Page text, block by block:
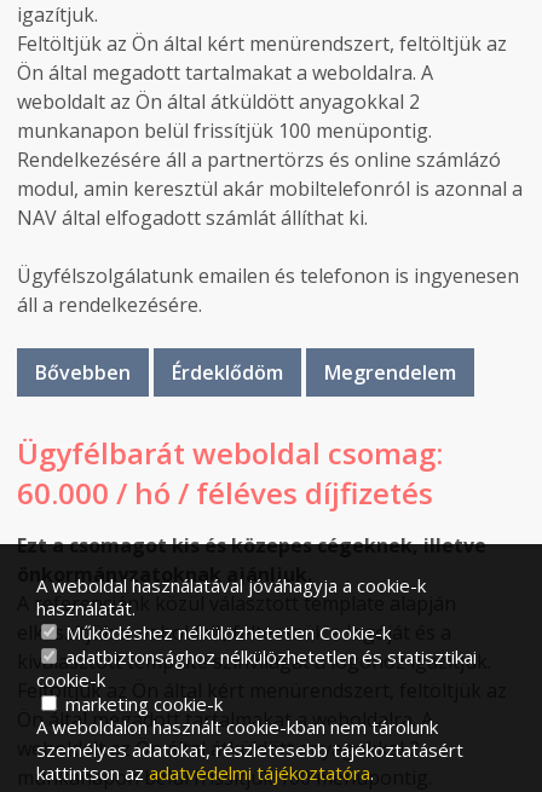
igazítjuk.
Feltöltjük az Ön által kért menürendszert, feltöltjük az
Ön által megadott tartalmakat a weboldalra. A
weboldalt az Ön által átküldött anyagokkal 2
munkanapon belül frissítjük 100 menüpontig.
Rendelkezésére áll a partnertörzs és online számlázó
modul, amin keresztül akár mobiltelefonról is azonnal a
NAV által elfogadott számlát állíthat ki.
Ügyfélszolgálatunk emailen és telefonon is ingyenesen
áll a rendelkezésére.
Bővebben Érdeklődöm Megrendelem
Ügyfélbarát weboldal csomag:
60.000 / hó / féléves díjfizetés
Ezt a csomagot kis és közepes cégeknek, illetve
önkormányzatoknak ajánljuk.
A referenciánk közül választott template alapján
elkészítjük a weboldalt, feltesszük a logóját és a
kiválasztott template színvilágát a logóhoz igazítjuk.
Feltöltjük az Ön által kért menürendszert, feltöltjük az
Ön által megadott tartalmakat a weboldalra. A
weboldalt az Ön által átküldött anyagokkal 2
munkanapon belül frissítjük 100 menüpontig.
A weboldal használatával jóváhagyja a cookie-k
használatát.
Működéshez nélkülözhetetlen Cookie-k
adatbiztonsághoz nélkülözhetetlen és statisztikai
cookie-k
marketing cookie-k
A weboldalon használt cookie-kban nem tárolunk
személyes adatokat, részletesebb tájékoztatásért
kattintson az adatvédelmi tájékoztatóra.